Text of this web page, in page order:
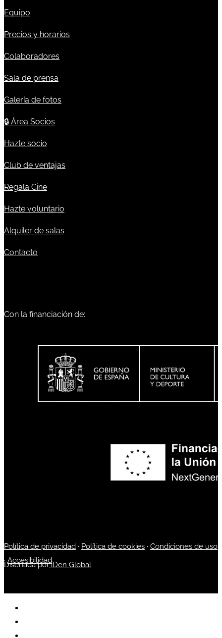
Equipo
Precios y horarios
Colaboradores
Sala de prensa
Galería de fotos
🔒 Área Socios
Hazte socio
Club de ventajas
Regala Cine
Hazte voluntario
Alquiler de salas
Contacto
Con la financiación de:
Política de privacidad · Política de cookies · Condiciones de uso
·Accesibilidad
Diseñada poriDen Global